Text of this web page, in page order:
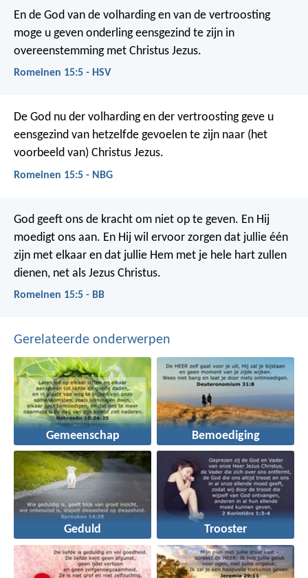
En de God van de volharding en van de vertroosting
moge u geven onderling eensgezind te zijn in
overeenstemming met Christus Jezus.
Romeinen 15:5 - HSV
De God nu der volharding en der vertroosting geve u
eensgezind van hetzelfde gevoelen te zijn naar (het
voorbeeld van) Christus Jezus.
Romeinen 15:5 - NBG
God geeft ons de kracht om niet op te geven. En Hij
moedigt ons aan. En Hij wil ervoor zorgen dat jullie één
zijn met elkaar en dat jullie Hem met je hele hart zullen
dienen, net als Jezus Christus.
Romeinen 15:5 - BB
Gerelateerde onderwerpen
Gemeenschap Bemoediging
Geduld Trooster